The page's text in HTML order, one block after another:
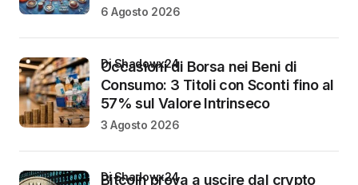
6 Agosto 2026
Occasioni di Borsa nei Beni di
Consumo: 3 Titoli con Sconti fino al
57% sul Valore Intrinseco
di Shadowx24
3 Agosto 2026
Bitcoin prova a uscire dal crypto
di Shadowx24